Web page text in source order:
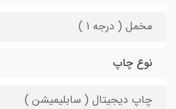
مخمل ( درجه 1 )
نوع چاپ
چاپ دیجیتال ( سابلیمیشن )